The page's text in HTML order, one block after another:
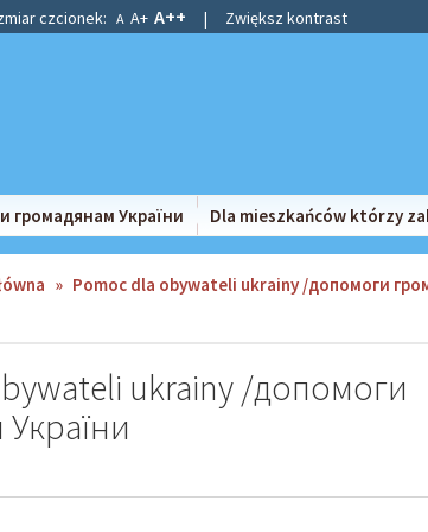
czcionek: A A+ A++ | Zwiększ kontrast
громадянам України Dla mieszkańców którzy
» Pomoc dla obywateli ukrainy /допомоги
ukrainy /допомоги